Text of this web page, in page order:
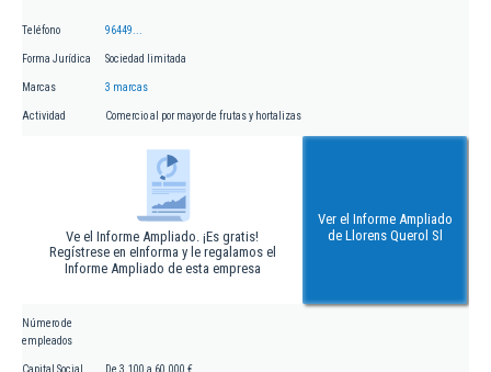
Teléfono 96449...
Forma Jurídica Sociedad limitada
Marcas 3 marcas
Actividad Comercio al por mayor de frutas y hortalizas
Ve el Informe Ampliado. ¡Es gratis!
Regístrese en eInforma y le regalamos el
Informe Ampliado de esta empresa
Ver el Informe Ampliado
de Llorens Querol Sl
Número de
empleados